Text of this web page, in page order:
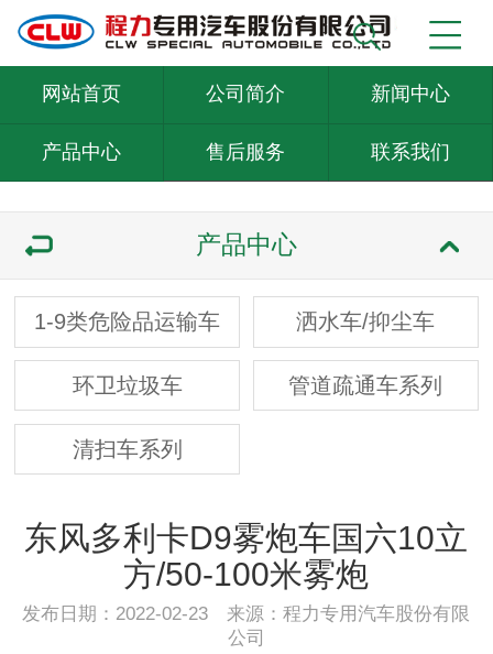
网站首页 公司简介 新闻中心
产品中心 售后服务 联系我们
产品中心
1-9类危险品运输车 洒水车/抑尘车
环卫垃圾车 管道疏通车系列
清扫车系列
东风多利卡D9雾炮车国六10立
方/50-100米雾炮
发布日期：2022-02-23 来源：程力专用汽车股份有限
公司